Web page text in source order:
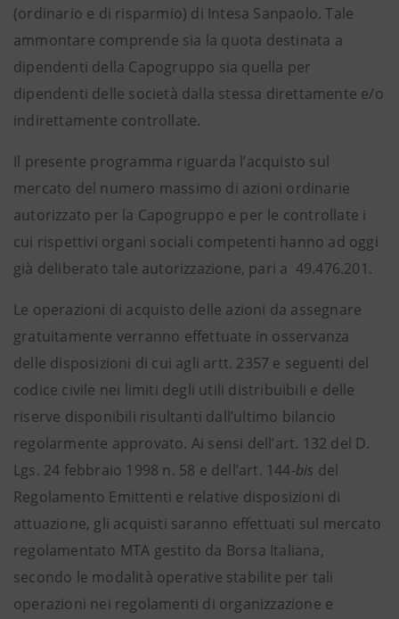
(ordinario e di risparmio) di Intesa Sanpaolo. Tale
ammontare comprende sia la quota destinata a
dipendenti della Capogruppo sia quella per
dipendenti delle società dalla stessa direttamente e/o
indirettamente controllate.
Il presente programma riguarda l’acquisto sul
mercato del numero massimo di azioni ordinarie
autorizzato per la Capogruppo e per le controllate i
cui rispettivi organi sociali competenti hanno ad oggi
già deliberato tale autorizzazione, pari a 49.476.201.
Le operazioni di acquisto delle azioni da assegnare
gratuitamente verranno effettuate in osservanza
delle disposizioni di cui agli artt. 2357 e seguenti del
codice civile nei limiti degli utili distribuibili e delle
riserve disponibili risultanti dall’ultimo bilancio
regolarmente approvato. Ai sensi dell’art. 132 del D.
Lgs. 24 febbraio 1998 n. 58 e dell’art. 144-bis del
Regolamento Emittenti e relative disposizioni di
attuazione, gli acquisti saranno effettuati sul mercato
regolamentato MTA gestito da Borsa Italiana,
secondo le modalità operative stabilite per tali
operazioni nei regolamenti di organizzazione e